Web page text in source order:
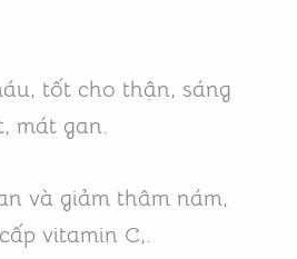
tốt cho thận, sáng
mát gan.
và giảm thâm nám,
vitamin C,.